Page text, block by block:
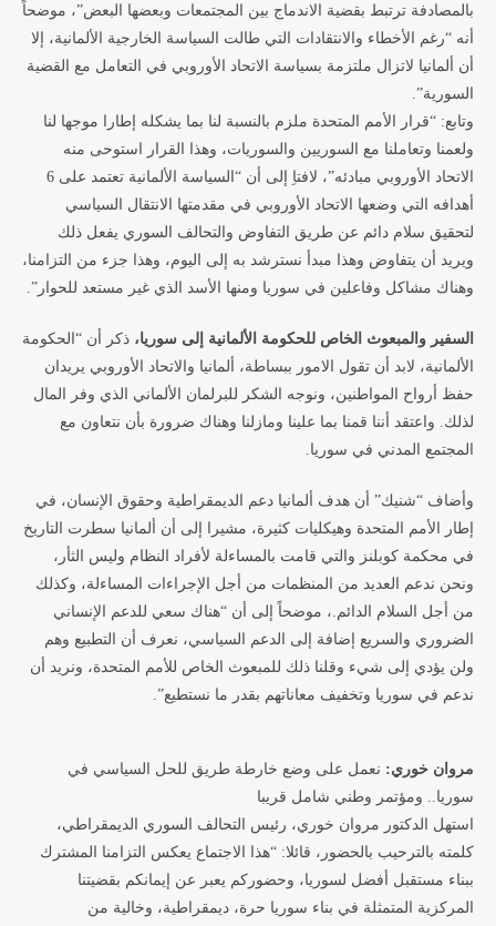
بالمصادفة ترتبط بقضية الاندماج بين المجتمعات وبعضها البعض”، موضحاً
أنه “رغم الأخطاء والانتقادات التي طالت السياسة الخارجية الألمانية، إلا
أن ألمانيا لاتزال ملتزمة بسياسة الاتحاد الأوروبي في التعامل مع القضية
السورية”.
وتابع: “قرار الأمم المتحدة ملزم بالنسبة لنا بما يشكله إطارا موجها لنا
ولعمنا وتعاملنا مع السوريين والسوريات، وهذا القرار استوحى منه
الاتحاد الأوروبي مبادئه”، لافتاِ إلى أن “السياسة الألمانية تعتمد على 6
أهدافه التي وضعها الاتحاد الأوروبي في مقدمتها الانتقال السياسي
لتحقيق سلام دائم عن طريق التفاوض والتحالف السوري يفعل ذلك
ويريد أن يتفاوض وهذا مبدأ نسترشد به إلى اليوم، وهذا جزء من التزامنا،
وهناك مشاكل وفاعلين في سوريا ومنها الأسد الذي غير مستعد للحوار”.
السفير والمبعوث الخاص للحكومة الألمانية إلى سوريا، ذكر أن “الحكومة
الألمانية، لابد أن تقول الامور ببساطة، ألمانيا والاتحاد الأوروبي يريدان
حفظ أرواح المواطنين، ونوجه الشكر للبرلمان الألماني الذي وفر المال
لذلك. واعتقد أننا قمنا بما علينا ومازلنا وهناك ضرورة بأن نتعاون مع
المجتمع المدني في سوريا.
وأضاف “شنيك” أن هدف ألمانيا دعم الديمقراطية وحقوق الإنسان، في
إطار الأمم المتحدة وهيكليات كثيرة، مشيرا إلى أن ألمانيا سطرت التاريخ
في محكمة كوبلنز والتي قامت بالمساءلة لأفراد النظام وليس الثأر،
ونحن ندعم العديد من المنظمات من أجل الإجراءات المساءلة، وكذلك
من أجل السلام الدائم.، موضحاً إلى أن “هناك سعي للدعم الإنساني
الضروري والسريع إضافة إلى الدعم السياسي، نعرف أن التطبيع وهم
ولن يؤدي إلى شيء وقلنا ذلك للمبعوث الخاص للأمم المتحدة، ونريد أن
ندعم في سوريا وتخفيف معاناتهم بقدر ما نستطيع”.
مروان خوري: نعمل على وضع خارطة طريق للحل السياسي في
سوريا.. ومؤتمر وطني شامل قريبا
استهل الدكتور مروان خوري، رئيس التحالف السوري الديمقراطي،
كلمته بالترحيب بالحضور، قائلا: “هذا الاجتماع يعكس التزامنا المشترك
ببناء مستقبل أفضل لسوريا، وحضوركم يعبر عن إيمانكم بقضيتنا
المركزية المتمثلة في بناء سوريا حرة، ديمقراطية، وخالية من